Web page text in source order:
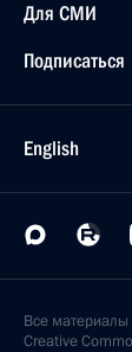
Для СМИ
Подписаться
English
Все материалы
Creative